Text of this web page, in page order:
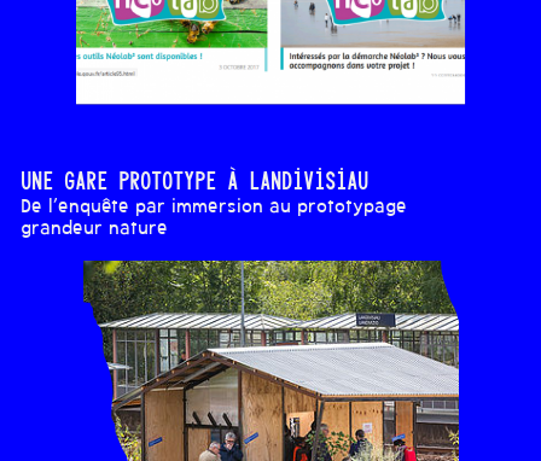
Une gare prototype à Landivisiau
De l’enquête par immersion au prototypage
grandeur nature